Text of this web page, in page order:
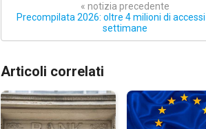
« notizia precedente
Precompilata 2026: oltre 4 milioni di
settimane
Articoli correlati